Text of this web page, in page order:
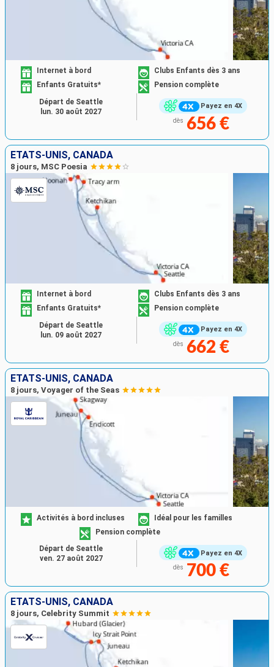
Payez en 4X
Internet à bord
Clubs Enfants dès 3 ans
Enfants Gratuits*
Pension complète
dès 656 €
Départ de Seattle
lun. 30 août 2027
ÉTATS-UNIS, CANADA
8 jours, MSC Poesia
Payez en 4X
Internet à bord
Clubs Enfants dès 3 ans
Enfants Gratuits*
Pension complète
dès 662 €
Départ de Seattle
lun. 09 août 2027
ÉTATS-UNIS, CANADA
8 jours, Voyager of the Seas
Payez en 4X
Activités à bord incluses
Idéal pour les familles
Pension complète
dès 700 €
Départ de Seattle
ven. 27 août 2027
ÉTATS-UNIS, CANADA
8 jours, Celebrity Summit